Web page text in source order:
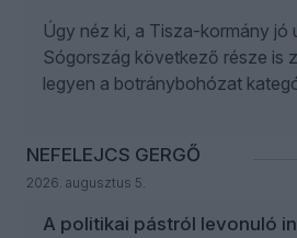
Úgy néz ki, a Tisza-kormány jó
Sógország következő része is
legyen a botránybohózat
NEFELEJCS GERGŐ
2026. augusztus 5.
A politikai pástról levonuló